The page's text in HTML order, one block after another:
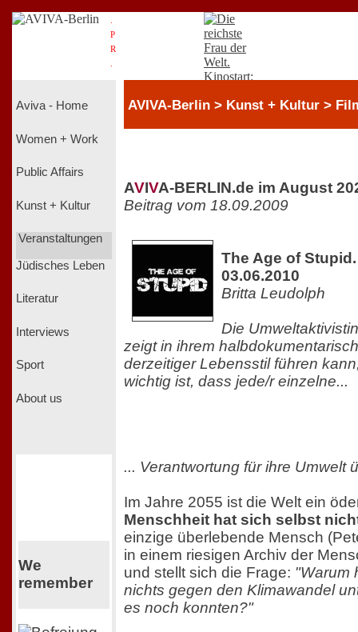
P
R
Aviva - Home
Women + Work
Public Affairs
Kunst + Kultur
Veranstaltungen
Jüdisches Leben
Literatur
Interviews
Sport
About us
We
remember
AVIVA-Berlin > Kunst + Kultur >
AVIVA-BERLIN.de im August
Beitrag vom 18.09.2009
The Age of
03.06.2010
Britta Leudolph
Die
zeigt in ihrem
derzeitiger Lebensstil führen
wichtig ist, dass jede/r einzelne...
... Verantwortung für ihre Umwelt
Im Jahre 2055 ist die Welt ein
Menschheit hat sich selbst
einzige überlebende Mensch
in einem riesigen Archiv der
und stellt sich die Frage: "Warum
nichts gegen den Klimawandel
es noch konnten?"